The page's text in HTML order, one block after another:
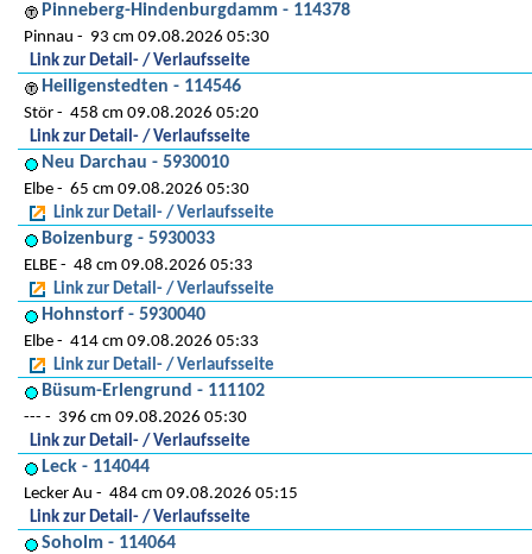
Pinneberg-Hindenburgdamm - 114378
Pinnau
93 cm 09.08.2026 05:30
Link zur Detail- / Verlaufsseite
Heiligenstedten - 114546
Stör
458 cm 09.08.2026 05:20
Link zur Detail- / Verlaufsseite
Neu Darchau - 5930010
Elbe
65 cm 09.08.2026 05:30
Link zur Detail- / Verlaufsseite
Boizenburg - 5930033
ELBE
48 cm 09.08.2026 05:33
Link zur Detail- / Verlaufsseite
Hohnstorf - 5930040
Elbe
414 cm 09.08.2026 05:33
Link zur Detail- / Verlaufsseite
Büsum-Erlengrund - 111102
---
396 cm 09.08.2026 05:30
Link zur Detail- / Verlaufsseite
Leck - 114044
Lecker Au
484 cm 09.08.2026 05:15
Link zur Detail- / Verlaufsseite
Soholm - 114064